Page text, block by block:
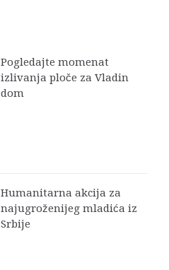
Pogledajte momenat
izlivanja ploče za Vladin
dom
Humanitarna akcija za
najugroženijeg mladića iz
Srbije